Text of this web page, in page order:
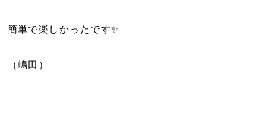
簡単で楽しかったです✨
（嶋田）